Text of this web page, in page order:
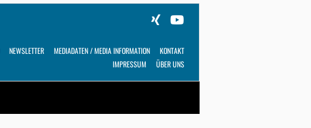
NEWSLETTER MEDIADATEN / MEDIA INFORMATION
KONTAKT
IMPRESSUM
ÜBER UNS